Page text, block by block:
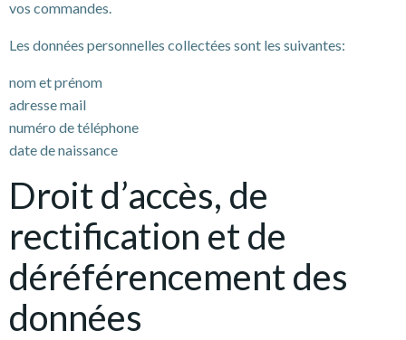
vos commandes.
Les données personnelles collectées sont les suivantes:
nom et prénom
adresse mail
numéro de téléphone
date de naissance
Droit d’accès, de
rectification et de
déréférencement des
données